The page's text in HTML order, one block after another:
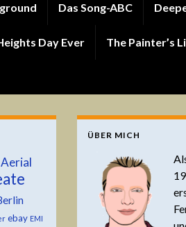
Das Song-ABC
Day Ever The Painter’s
Aerial
ebay EMI
ÜBER MICH